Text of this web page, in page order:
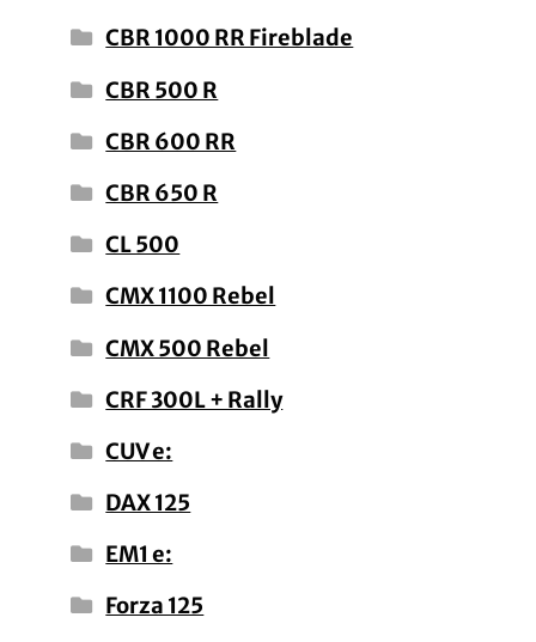
CBR 1000 RR Fireblade
CBR 500 R
CBR 600 RR
CBR 650 R
CL 500
CMX 1100 Rebel
CMX 500 Rebel
CRF 300L + Rally
CUV e:
DAX 125
EM1 e:
Forza 125